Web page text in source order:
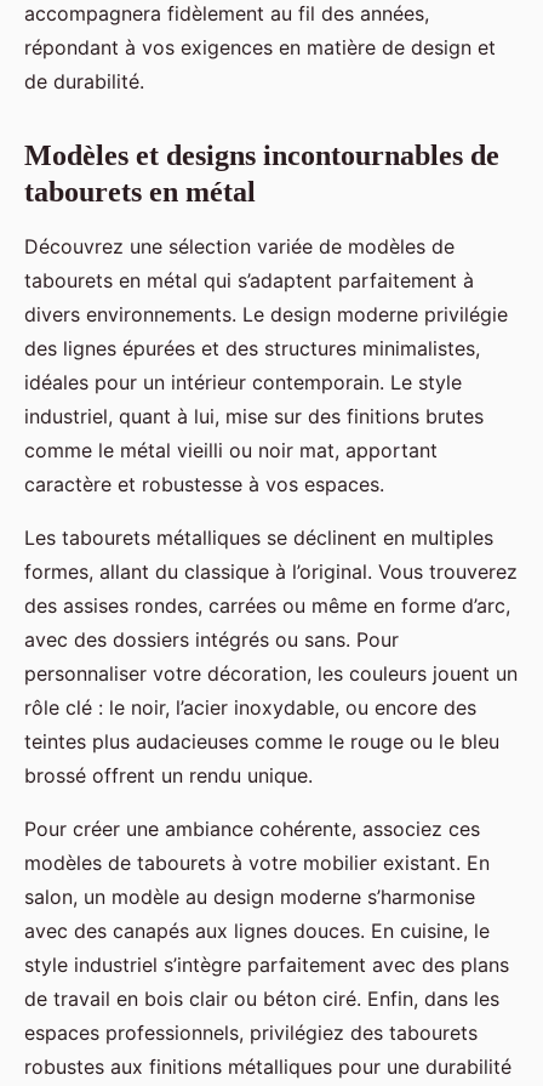
accompagnera fidèlement au fil des années,
répondant à vos exigences en matière de design et
de durabilité.
Modèles et designs incontournables de
tabourets en métal
Découvrez une sélection variée de modèles de
tabourets en métal qui s’adaptent parfaitement à
divers environnements. Le design moderne privilégie
des lignes épurées et des structures minimalistes,
idéales pour un intérieur contemporain. Le style
industriel, quant à lui, mise sur des finitions brutes
comme le métal vieilli ou noir mat, apportant
caractère et robustesse à vos espaces.
Les tabourets métalliques se déclinent en multiples
formes, allant du classique à l’original. Vous trouverez
des assises rondes, carrées ou même en forme d’arc,
avec des dossiers intégrés ou sans. Pour
personnaliser votre décoration, les couleurs jouent un
rôle clé : le noir, l’acier inoxydable, ou encore des
teintes plus audacieuses comme le rouge ou le bleu
brossé offrent un rendu unique.
Pour créer une ambiance cohérente, associez ces
modèles de tabourets à votre mobilier existant. En
salon, un modèle au design moderne s’harmonise
avec des canapés aux lignes douces. En cuisine, le
style industriel s’intègre parfaitement avec des plans
de travail en bois clair ou béton ciré. Enfin, dans les
espaces professionnels, privilégiez des tabourets
robustes aux finitions métalliques pour une durabilité